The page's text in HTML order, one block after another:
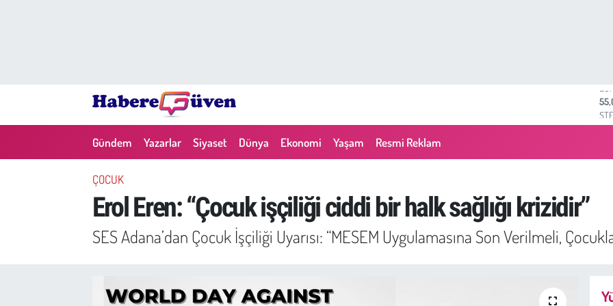
Gündem Yazarlar Siyaset Dünya Ekonomi Yaşam Resmi Reklam
ÇOCUK
Erol Eren: “Çocuk işçiliği ciddi bir halk sağlığı krizidir”
SES Adana’dan Çocuk İşçiliği Uyarısı: “MESEM Uygulamasına Son Verilmeli,
Siyaset
Süper Lig Puan Durumu ve Fikstür
Tüm Manşetler